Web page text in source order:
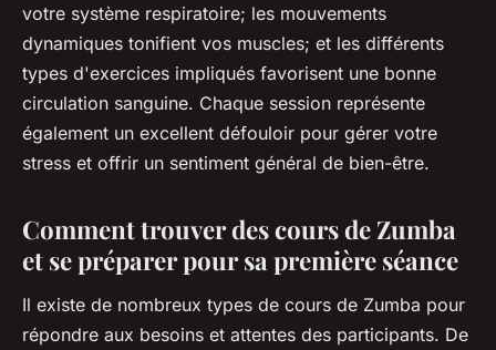
votre système respiratoire; les mouvements
dynamiques tonifient vos muscles; et les différents
types d'exercices impliqués favorisent une bonne
circulation sanguine. Chaque session représente
également un excellent défouloir pour gérer votre
stress et offrir un sentiment général de bien-être.
Comment trouver des cours de Zumba
et se préparer pour sa première séance
Il existe de nombreux types de cours de Zumba pour
répondre aux besoins et attentes des participants. De